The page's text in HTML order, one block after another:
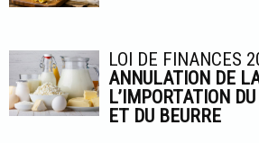
LOI DE FINANCES
ANNULATION DE
L’IMPORTATION
ET DU BEURRE